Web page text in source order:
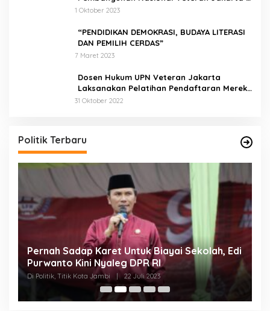
Melakukan Pendampingan dan
1 Oktober 2023
“PENDIDIKAN DEMOKRASI, BUDAYA LITERASI
DAN PEMILIH CERDAS”
7 Maret 2023
Dosen Hukum UPN Veteran Jakarta
Laksanakan Pelatihan Pendaftaran Merek
di Desa Jatisura Kabupaten Indramayu
31 Oktober 2022
Politik Terbaru
Pernah Sadap Karet Untuk Biayai Sekolah, Edi
Purwanto Kini Nyaleg DPR RI
Di Politik, Titik Kota Jambi | 22 Juli 2023